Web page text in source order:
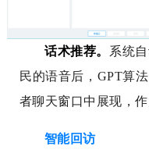
话术推荐。 系统
民的语音后，GPT算
者聊天窗口中展现，
智能回访